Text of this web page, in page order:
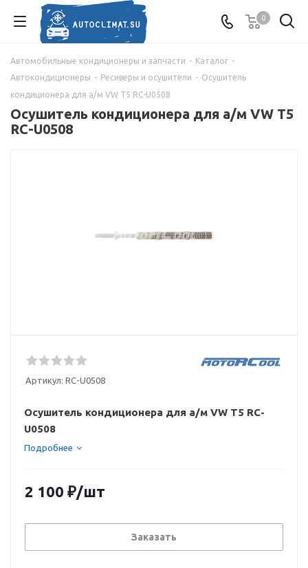
0
Автомобильные кондиционеры и запчасти - Каталог -
Автокондиционеры - Ресиверы и осушители - Осушитель
кондиционера для а/м VW T5 RC-U0508
Осушитель кондиционера для а/м VW T5
RC-U0508
Артикул: RC-U0508
Осушитель кондиционера для а/м VW T5 RC-
U0508
Подробнее
2 100 ₽/шт
Заказать